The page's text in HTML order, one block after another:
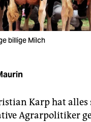
billige Milch
Karp hat alles
Agrarpolitiker